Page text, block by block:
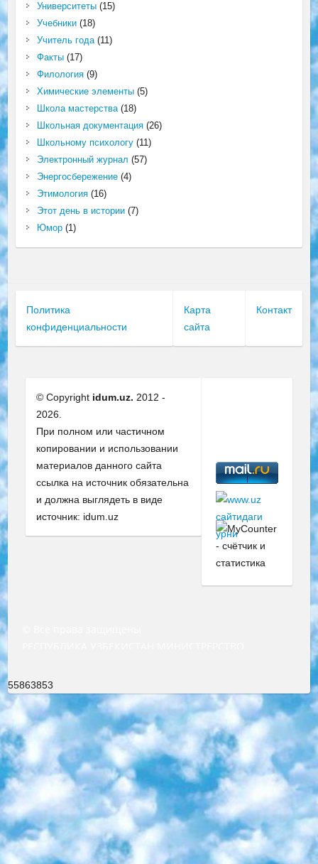
Университеты(15)
Учебники(18)
Учитель года(11)
Факты(17)
Филология(9)
Химические элементы(5)
Школа мастерства(18)
Школьная документация(26)
Школьному психологу(11)
Электронный журнал (57)
Энергосбережение(4)
Этимология(16)
Этот день в истории(7)
Юмор(1)
Политика
конфиденциальности
Карта
сайта
Контакт
© Copyright idum.uz. 2012 -
2026.
При полном или частичном
копировании и использовании
материалов данного сайта
ссылка на источник обязательна
и должна выглядеть в виде
источник: idum.uz
55863853